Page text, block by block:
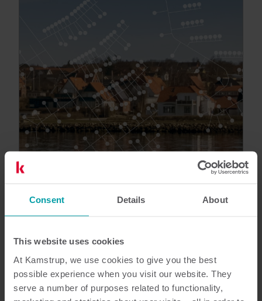
Consent Details About
This website uses cookies
At Kamstrup, we use cookies to give you the best
possible experience when you visit our website. They
serve a number of purposes related to functionality,
Referencia de cliente
La digitalización proporciona
Descubra cómo Assens District Heating ha
revolucionado sus operaciones aprovechando la
digitalización y los contadores de calefacción
inteligentes. ¡Optimización de la red, ahorro